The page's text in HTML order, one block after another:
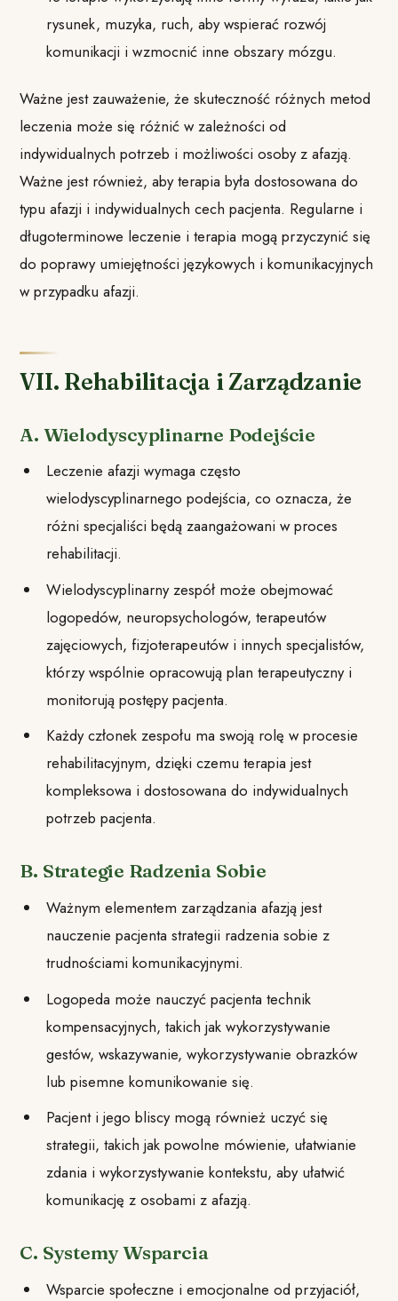
rysunek, muzyka, ruch, aby wspierać rozwój
komunikacji i wzmocnić inne obszary mózgu.
Ważne jest zauważenie, że skuteczność różnych metod
leczenia może się różnić w zależności od
indywidualnych potrzeb i możliwości osoby z afazją.
Ważne jest również, aby terapia była dostosowana do
typu afazji i indywidualnych cech pacjenta. Regularne i
długoterminowe leczenie i terapia mogą przyczynić się
do poprawy umiejętności językowych i komunikacyjnych
w przypadku afazji.
VII. Rehabilitacja i Zarządzanie
A. Wielodyscyplinarne Podejście
Leczenie afazji wymaga często
wielodyscyplinarnego podejścia, co oznacza, że
różni specjaliści będą zaangażowani w proces
rehabilitacji.
Wielodyscyplinarny zespół może obejmować
logopedów, neuropsychologów, terapeutów
zajęciowych, fizjoterapeutów i innych specjalistów,
którzy wspólnie opracowują plan terapeutyczny i
monitorują postępy pacjenta.
Każdy członek zespołu ma swoją rolę w procesie
rehabilitacyjnym, dzięki czemu terapia jest
kompleksowa i dostosowana do indywidualnych
potrzeb pacjenta.
B. Strategie Radzenia Sobie
Ważnym elementem zarządzania afazją jest
nauczenie pacjenta strategii radzenia sobie z
trudnościami komunikacyjnymi.
Logopeda może nauczyć pacjenta technik
kompensacyjnych, takich jak wykorzystywanie
gestów, wskazywanie, wykorzystywanie obrazków
lub pisemne komunikowanie się.
Pacjent i jego bliscy mogą również uczyć się
strategii, takich jak powolne mówienie, ułatwianie
zdania i wykorzystywanie kontekstu, aby ułatwić
komunikację z osobami z afazją.
C. Systemy Wsparcia
Wsparcie społeczne i emocjonalne od przyjaciół,